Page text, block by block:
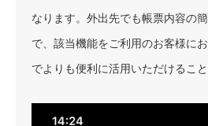
なります。外出先でも帳票内容の
で、該当機能をご利用のお客様に
でよりも便利に活用いただけること